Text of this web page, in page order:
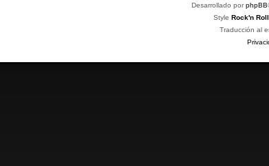
Desarrollado porphpBB
Style Rock'n Roll
Traducción al